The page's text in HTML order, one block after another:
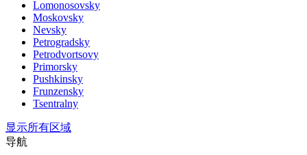
Lomonosovsky
Moskovsky
Nevsky
Petrogradsky
Petrodvortsovy
Primorsky
Pushkinsky
Frunzensky
Tsentralny
显示所有区域
导航